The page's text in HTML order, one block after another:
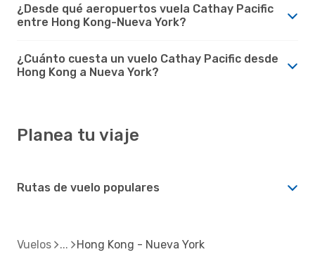
¿Desde qué aeropuertos vuela Cathay Pacific
entre Hong Kong-Nueva York?
¿Cuánto cuesta un vuelo Cathay Pacific desde
Hong Kong a Nueva York?
Planea tu viaje
Rutas de vuelo populares
Vuelos Hong Kong - Nueva York